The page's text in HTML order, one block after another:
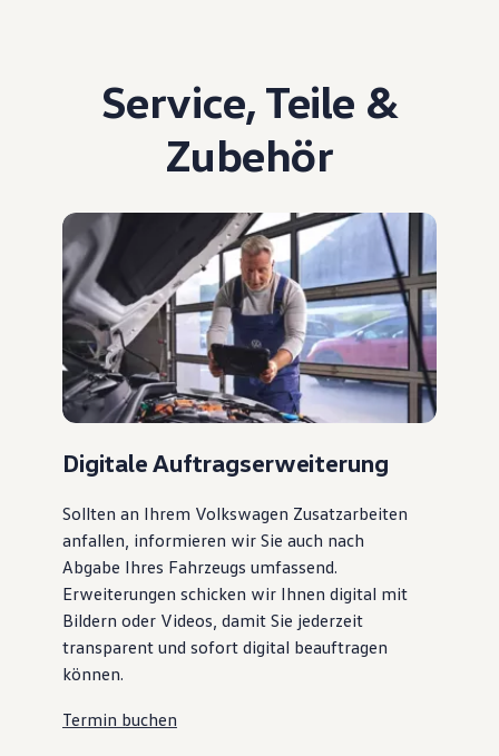
Service, Teile &
Zubehör
Digitale Auftragserweiterung
Sollten an Ihrem Volkswagen Zusatzarbeiten
anfallen, informieren wir Sie auch nach
Abgabe Ihres Fahrzeugs umfassend.
Erweiterungen schicken wir Ihnen digital mit
Bildern oder Videos, damit Sie jederzeit
transparent und sofort digital beauftragen
können.
Termin buchen